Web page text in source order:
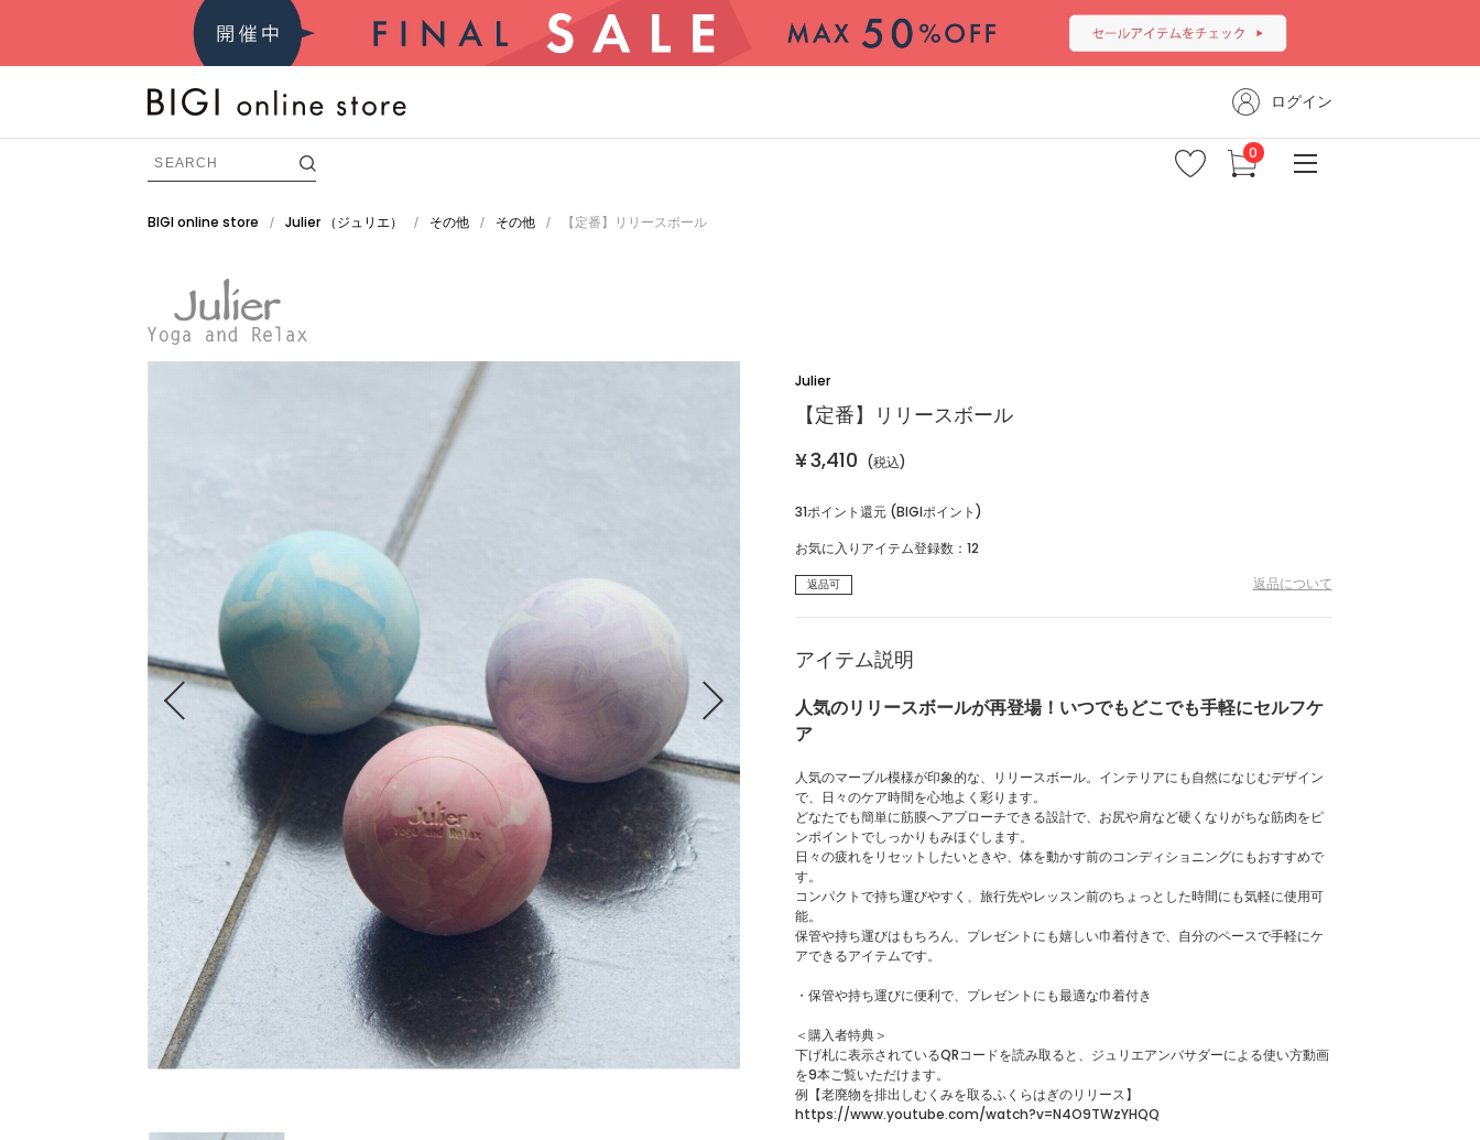
ログイン
ADIEU TRISTESSE
congés payés
LOISIR
Julier
MOGA
L'EQUIPE
endalence
unbilanc
COMING SOON
大きいサイズ
ワンピース
オールインワン・サロペッ
水着
ネックウェア レッグウェア
アンダーウェア
ベルト アクセサリ
その他
インテリア小物 ネイルケア
ニュース
ジャーナル
お問い合わせ
BIGI online store / Julier （ジュリエ） / その他 / その他 / 【定番】リリースボール
Julier
【定番】リリースボール
¥3,410 (税込)
31ポイント還元 (BIGIポイント)
お気に入りアイテム登録数： 12
返品可 返品について
アイテム説明
人気のリリースボールが再登場！いつでもどこでも手軽にセルフケ
ア
人気のマーブル模様が印象的な、リリースボール。インテリアにも自然になじむデザイン
で、日々のケア時間を心地よく彩ります。
どなたでも簡単に筋膜へアプローチできる設計で、お尻や肩など硬くなりがちな筋肉をピ
ンポイントでしっかりもみほぐします。
日々の疲れをリセットしたいときや、体を動かす前のコンディショニングにもおすすめで
す。
コンパクトで持ち運びやすく、旅行先やレッスン前のちょっとした時間にも気軽に使用可
能。
保管や持ち運びはもちろん、プレゼントにも嬉しい巾着付きで、自分のペースで手軽にケ
アできるアイテムです。
・保管や持ち運びに便利で、プレゼントにも最適な巾着付き
＜購入者特典＞
下げ札に表示されているQRコードを読み取ると、ジュリエアンバサダーによる使い方動画
を9本ご覧いただけます。
例【老廃物を排出しむくみを取るふくらはぎのリリース】
https://www.youtube.com/watch?v=N4O9TWzYHQQ